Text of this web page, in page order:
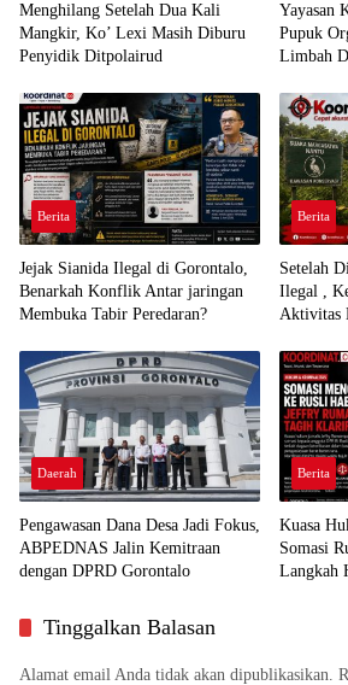
Menghilang Setelah Dua Kali
Mangkir, Ko’ Lexi Masih Diburu
Penyidik Ditpolairud
Yayasan
Pupuk
Limbah
Berita
Jejak Sianida Ilegal di Gorontalo,
Benarkah Konflik Antar jaringan
Membuka Tabir Peredaran?
Berita
Setelah
Ilegal ,
Aktivitas
Daerah
Pengawasan Dana Desa Jadi Fokus,
ABPEDNAS Jalin Kemitraan
dengan DPRD Gorontalo
Berita
Kuasa
Somasi
Langkah
Tinggalkan Balasan
Alamat email Anda tidak akan dipublikasikan.